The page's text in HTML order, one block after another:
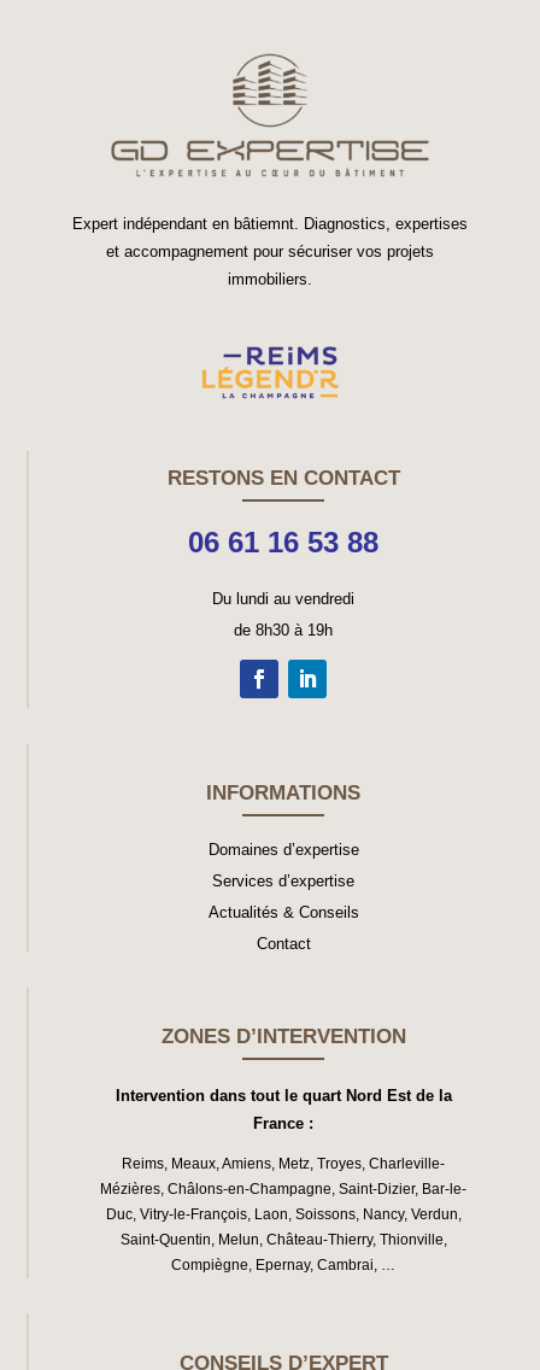
Expert indépendant en bâtiemnt. Diagnostics, expertises
et accompagnement pour sécuriser vos projets
immobiliers.
RESTONS EN CONTACT
06 61 16 53 88
Du lundi au vendredi
de 8h30 à 19h
INFORMATIONS
Domaines d’expertise
Services d’expertise
Actualités & Conseils
Contact
ZONES D’INTERVENTION
Intervention dans tout le quart Nord Est de la
France :
Reims, Meaux,Amiens, Metz, Troyes, Charleville-
Mézières, Châlons-en-Champagne, Saint-Dizier, Bar-le-
Duc, Vitry-le-François, Laon, Soissons, Nancy, Verdun,
Saint-Quentin, Melun, Château-Thierry, Thionville,
Compiègne, Epernay, Cambrai, …
CONSEILS D’EXPERT